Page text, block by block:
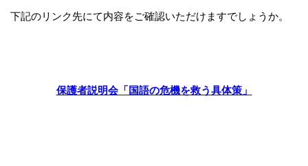
下記のリンク先にて内容をご確認いただけますでしょうか。
保護者説明会「国語の危機を救う具体策」